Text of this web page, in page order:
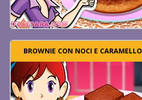
BROWNIE CON NOCI E CARAMELLO